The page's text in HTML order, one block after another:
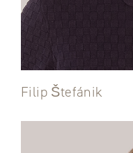
Filip Štefánik